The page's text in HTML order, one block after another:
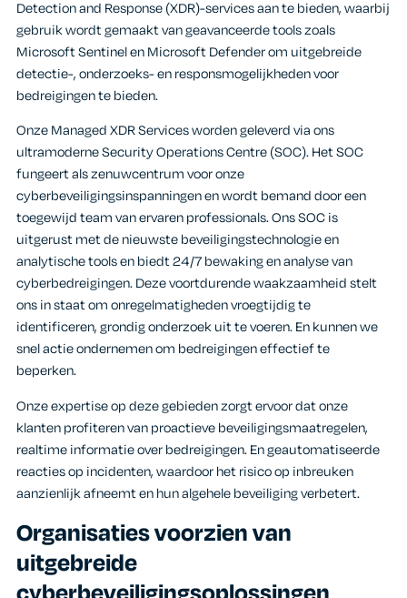
Detection and Response (XDR)-services aan te bieden, waarbij
gebruik wordt gemaakt van geavanceerde tools zoals
Microsoft Sentinel en Microsoft Defender om uitgebreide
detectie-, onderzoeks- en responsmogelijkheden voor
bedreigingen te bieden.
Onze Managed XDR Services worden geleverd via ons
ultramoderne Security Operations Centre (SOC). Het SOC
fungeert als zenuwcentrum voor onze
cyberbeveiligingsinspanningen en wordt bemand door een
toegewijd team van ervaren professionals. Ons SOC is
uitgerust met de nieuwste beveiligingstechnologie en
analytische tools en biedt 24/7 bewaking en analyse van
cyberbedreigingen. Deze voortdurende waakzaamheid stelt
ons in staat om onregelmatigheden vroegtijdig te
identificeren, grondig onderzoek uit te voeren. En kunnen we
snel actie ondernemen om bedreigingen effectief te
beperken.
Onze expertise op deze gebieden zorgt ervoor dat onze
klanten profiteren van proactieve beveiligingsmaatregelen,
realtime informatie over bedreigingen. En geautomatiseerde
reacties op incidenten, waardoor het risico op inbreuken
aanzienlijk afneemt en hun algehele beveiliging verbetert.
Organisaties voorzien van
uitgebreide